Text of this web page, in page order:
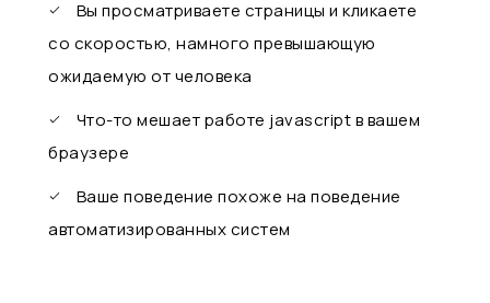
Вы просматриваете страницы и кликаете
со скоростью, намного превышающую
ожидаемую от человека
Что-то мешает работе javascript в вашем
браузере
Ваше поведение похоже на поведение
автоматизированных систем